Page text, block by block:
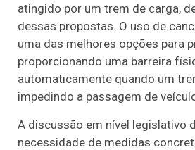
atingido por um trem de carga,
dessas propostas. O uso de
uma das melhores opções para
proporcionando uma barreira
automaticamente quando um
impedindo a passagem de
A discussão em nível legislativo
necessidade de medidas